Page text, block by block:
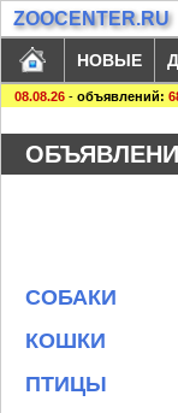
ZOOCENTER.RU
НОВЫЕ
08.08.26 - объявлений:
СОБАКИ
КОШКИ
ПТИЦЫ